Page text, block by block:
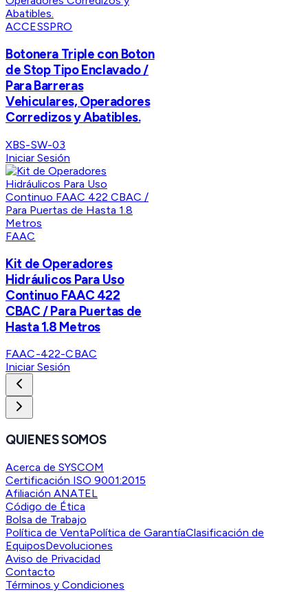
ACCESSPRO
Botonera Triple con Boton
de Stop Tipo Enclavado /
Para Barreras
Vehiculares, Operadores
Corredizos y Abatibles.
XBS-SW-03
Iniciar Sesión
FAAC
Kit de Operadores
Hidráulicos Para Uso
Continuo FAAC 422
CBAC / Para Puertas de
Hasta 1.8 Metros
FAAC-422-CBAC
Iniciar Sesión
QUIENES SOMOS
Acerca de SYSCOM
Certificación ISO 9001:2015
Afiliación ANATEL
Código de Ética
Bolsa de Trabajo
Política de VentaPolítica de GarantíaClasificación de
EquiposDevoluciones
Aviso de Privacidad
Contacto
Términos y Condiciones